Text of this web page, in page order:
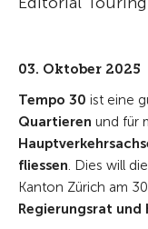
03. Oktober 2025
Tempo 30 ist eine
Quartieren und für
fliessen. Dies will die
Kanton Zürich am
Regierungsrat und